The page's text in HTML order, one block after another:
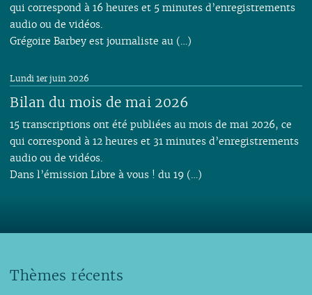
qui correspond à 16 heures et 5 minutes d’enregistrements
audio ou de vidéos.
Grégoire Barbey est journaliste au (…)
Bilan du mois de mai 2026
Lundi 1er juin 2026
15 transcriptions ont été publiées au mois de mai 2026, ce
qui correspond à 12 heures et 31 minutes d’enregistrements
audio ou de vidéos.
Dans l’émission Libre à vous ! du 19 (…)
Thèmes récents